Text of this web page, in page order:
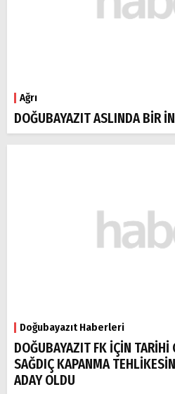
Ağrı
DOĞUBAYAZIT ASLINDA BİR
Doğubayazıt Haberleri
DOĞUBAYAZIT FK İÇİN TARİHİ
SAĞDIÇ KAPANMA
ADAY OLDU